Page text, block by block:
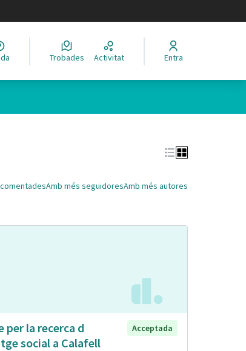
idioma Trobades Activitat Entra
Amb més seguidoresAmb més autores
per la recerca d
social a Calafell
Acceptada